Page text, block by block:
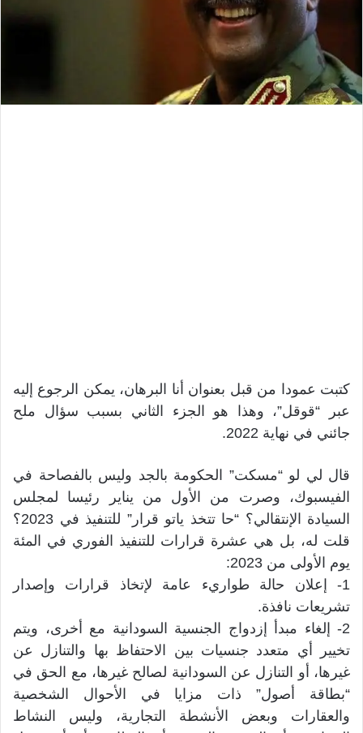
كتبت عمودا من قبل بعنوان أنا البرهان، يمكن الرجوع إليه
عبر “قوقل”، وهذا هو الجزء الثاني بسبب سؤال ملح
جائني في نهاية 2022.
قال لي لو “مسكت” الحكومة بالجد وليس بالفصاحة في
الفيسبوك، وصرت من الأول من يناير رئيسا لمجلس
السيادة الإنتقالي؟ “حا تتخذ ياتو قرار” للتنفيذ في 2023؟
قلت له، بل هي عشرة قرارات للتنفيذ الفوري في المئة
يوم الأولى من 2023:
1- إعلان حالة طواريء عامة لإتخاذ قرارات وإصدار
تشريعات نافذة.
2- إلغاء مبدأ إزدواج الجنسية السودانية مع أخرى، ويتم
تخيير أي متعدد جنسيات بين الاحتفاظ بها والتنازل عن
غيرها، أو التنازل عن السودانية لصالح غيرها، مع الحق في
“بطاقة أصول” ذات مزايا في الأحوال الشخصية
والعقارات وبعض الأنشطة التجارية، وليس النشاط